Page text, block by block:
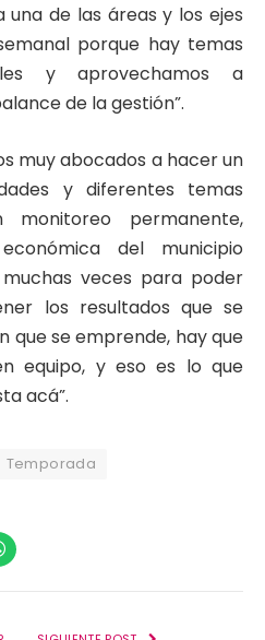
de las áreas y los ejes
porque hay temas
y aprovechamos a
de la gestión”.
muy abocados a hacer un
y diferentes temas
monitoreo permanente,
del municipio
veces para poder
los resultados que se
que se emprende, hay que
equipo, y eso es lo que
acá”.
Temporada